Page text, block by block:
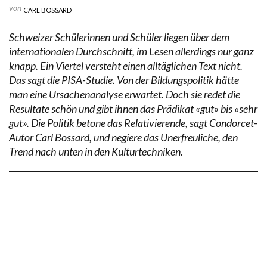
von CARL BOSSARD
Schweizer Schülerinnen und Schüler liegen über dem
internationalen Durchschnitt, im Lesen allerdings nur ganz
knapp. Ein Viertel versteht einen alltäglichen Text nicht.
Das sagt die PISA-Studie. Von der Bildungspolitik hätte
man eine Ursachenanalyse erwartet. Doch sie redet die
Resultate schön und gibt ihnen das Prädikat «gut» bis «sehr
gut». Die Politik betone das Relativierende, sagt Condorcet-
Autor Carl Bossard, und negiere das Unerfreuliche, den
Trend nach unten in den Kulturtechniken.